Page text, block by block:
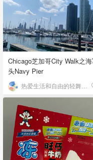
Chicago芝加哥City Walk之
头Navy Pier